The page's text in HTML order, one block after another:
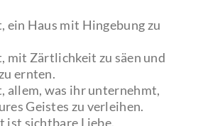
ein Haus mit Hingebung zu
mit Zärtlichkeit zu säen und
ernten.
allem, was ihr unternehmt,
Geistes zu verleihen.
ist sichtbare Liebe.